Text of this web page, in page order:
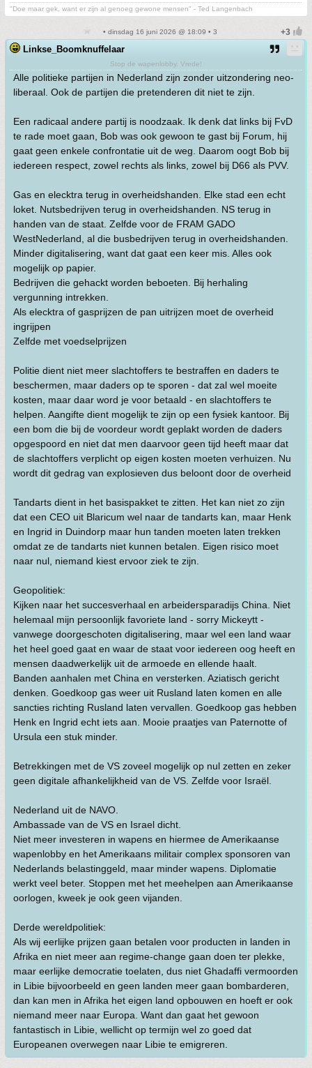
"Doe maar gek, want er zijn al genoeg gewone mensen" - Ted Langenbach
• dinsdag 16 juni 2026 @ 18:09 • 3
Linkse_Boomknuffelaar
Stop de wapenlobby. Vrede!
Alle politieke partijen in Nederland zijn zonder uitzondering neo-
liberaal. Ook de partijen die pretenderen dit niet te zijn.
Een radicaal andere partij is noodzaak. Ik denk dat links bij FvD
te rade moet gaan, Bob was ook gewoon te gast bij Forum, hij
gaat geen enkele confrontatie uit de weg. Daarom oogt Bob bij
iedereen respect, zowel rechts als links, zowel bij D66 als PVV.
Gas en elecktra terug in overheidshanden. Elke stad een echt
loket. Nutsbedrijven terug in overheidshanden. NS terug in
handen van de staat. Zelfde voor de FRAM GADO
WestNederland, al die busbedrijven terug in overheidshanden.
Minder digitalisering, want dat gaat een keer mis. Alles ook
mogelijk op papier.
Bedrijven die gehackt worden beboeten. Bij herhaling
vergunning intrekken.
Als elecktra of gasprijzen de pan uitrijzen moet de overheid
ingrijpen
Zelfde met voedselprijzen
Politie dient niet meer slachtoffers te bestraffen en daders te
beschermen, maar daders op te sporen - dat zal wel moeite
kosten, maar daar word je voor betaald - en slachtoffers te
helpen. Aangifte dient mogelijk te zijn op een fysiek kantoor. Bij
een bom die bij de voordeur wordt geplakt worden de daders
opgespoord en niet dat men daarvoor geen tijd heeft maar dat
de slachtoffers verplicht op eigen kosten moeten verhuizen. Nu
wordt dit gedrag van explosieven dus beloont door de overheid
Tandarts dient in het basispakket te zitten. Het kan niet zo zijn
dat een CEO uit Blaricum wel naar de tandarts kan, maar Henk
en Ingrid in Duindorp maar hun tanden moeten laten trekken
omdat ze de tandarts niet kunnen betalen. Eigen risico moet
naar nul, niemand kiest ervoor ziek te zijn.
Geopolitiek:
Kijken naar het succesverhaal en arbeidersparadijs China. Niet
helemaal mijn persoonlijk favoriete land - sorry Mickeytt -
vanwege doorgeschoten digitalisering, maar wel een land waar
het heel goed gaat en waar de staat voor iedereen oog heeft en
mensen daadwerkelijk uit de armoede en ellende haalt.
Banden aanhalen met China en versterken. Aziatisch gericht
denken. Goedkoop gas weer uit Rusland laten komen en alle
sancties richting Rusland laten vervallen. Goedkoop gas hebben
Henk en Ingrid echt iets aan. Mooie praatjes van Paternotte of
Ursula een stuk minder.
Betrekkingen met de VS zoveel mogelijk op nul zetten en zeker
geen digitale afhankelijkheid van de VS. Zelfde voor Israël.
Nederland uit de NAVO.
Ambassade van de VS en Israel dicht.
Niet meer investeren in wapens en hiermee de Amerikaanse
wapenlobby en het Amerikaans militair complex sponsoren van
Nederlands belastinggeld, maar minder wapens. Diplomatie
werkt veel beter. Stoppen met het meehelpen aan Amerikaanse
oorlogen, kweek je ook geen vijanden.
Derde wereldpolitiek:
Als wij eerlijke prijzen gaan betalen voor producten in landen in
Afrika en niet meer aan regime-change gaan doen ter plekke,
maar eerlijke democratie toelaten, dus niet Ghadaffi vermoorden
in Libie bijvoorbeeld en geen landen meer gaan bombarderen,
dan kan men in Afrika het eigen land opbouwen en hoeft er ook
niemand meer naar Europa. Want dan gaat het gewoon
fantastisch in Libie, wellicht op termijn wel zo goed dat
Europeanen overwegen naar Libie te emigreren.